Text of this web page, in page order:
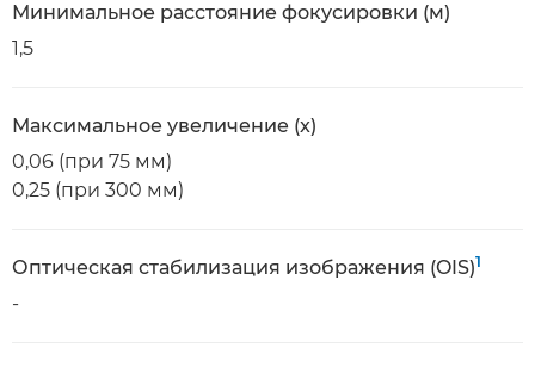
Минимальное расстояние фокусировки (м)
1,5
Максимальное увеличение (x)
0,06 (при 75 мм)
0,25 (при 300 мм)
Оптическая стабилизация изображения (OIS)1
-